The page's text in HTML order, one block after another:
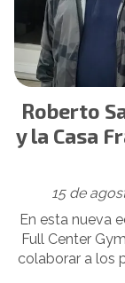
Roberto
y la Casa
15 de
En esta nueva
Full Center
colaborar a los